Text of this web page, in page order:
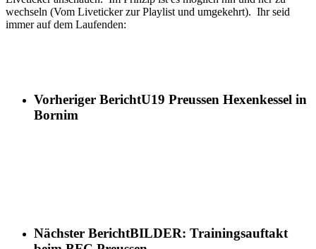
wechseln (Vom Liveticker zur Playlist und umgekehrt). Ihr seid
immer auf dem Laufenden:
Vorheriger BerichtU19 Preussen Hexenkessel in
Bornim
Nächster BerichtBILDER: Trainingsauftakt